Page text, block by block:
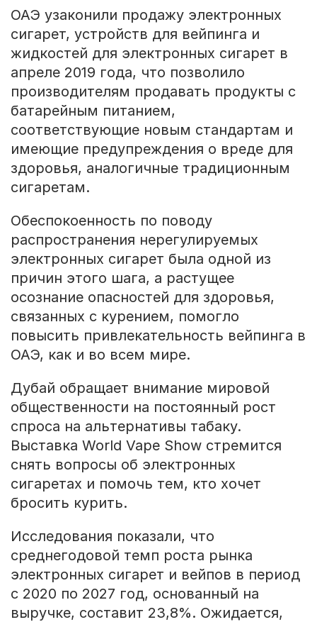
ОАЭ узаконили продажу электронных
сигарет, устройств для вейпинга и
жидкостей для электронных сигарет в
апреле 2019 года, что позволило
производителям продавать продукты с
батарейным питанием,
соответствующие новым стандартам и
имеющие предупреждения о вреде для
здоровья, аналогичные традиционным
сигаретам.
Обеспокоенность по поводу
распространения нерегулируемых
электронных сигарет была одной из
причин этого шага, а растущее
осознание опасностей для здоровья,
связанных с курением, помогло
повысить привлекательность вейпинга в
ОАЭ, как и во всем мире.
Дубай обращает внимание мировой
общественности на постоянный рост
спроса на альтернативы табаку.
Выставка World Vape Show стремится
снять вопросы об электронных
сигаретах и помочь тем, кто хочет
бросить курить.
Исследования показали, что
среднегодовой темп роста рынка
электронных сигарет и вейпов в период
с 2020 по 2027 год, основанный на
выручке, составит 23,8%. Ожидается,